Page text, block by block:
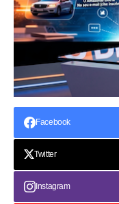
Facebook
Twitter
Instagram